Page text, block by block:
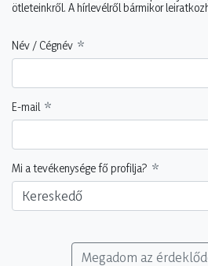
ötleteinkről. A hírlevélről bármikor
Név / Cégnév
E-mail
Mi a tevékenysége fő profilja?
Kereskedő
Megadom az